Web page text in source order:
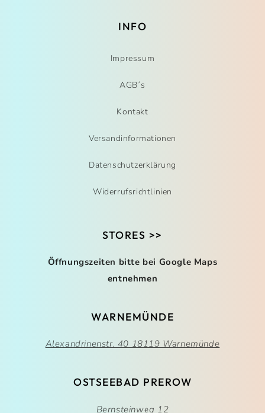
INFO
Impressum
AGB´s
Kontakt
Versandinformationen
Datenschutzerklärung
Widerrufsrichtlinien
STORES >>
Öffnungszeiten bitte bei Google Maps
entnehmen
WARNEMÜNDE
Alexandrinenstr. 40 18119 Warnemünde
OSTSEEBAD PREROW
Bernsteinweg 12